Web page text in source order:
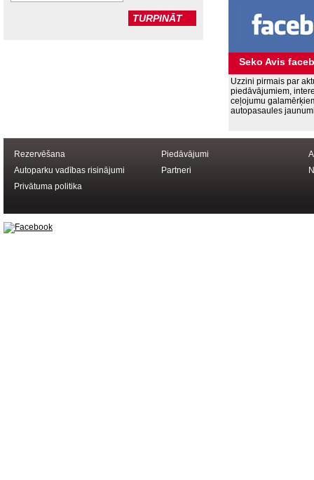
Seko Avis
Uzzini pirmais par
piedāvājumiem,
ceļojumu
autopasaules
Rezervēšana Piedāvājumi
Autoparku vadības risinājumi
Partneri
Privātuma politika